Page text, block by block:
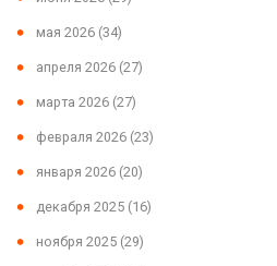
мая 2026 (34)
апреля 2026 (27)
марта 2026 (27)
февраля 2026 (23)
января 2026 (20)
декабря 2025 (16)
ноября 2025 (29)